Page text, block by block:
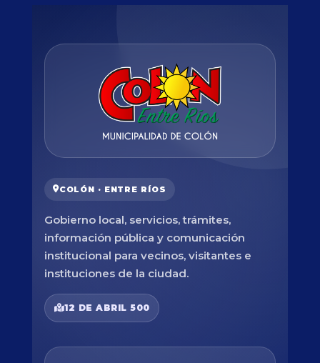
COLÓN · ENTRE RÍOS
Gobierno local, servicios, trámites,
información pública y comunicación
institucional para vecinos, visitantes e
instituciones de la ciudad.
12 DE ABRIL 500